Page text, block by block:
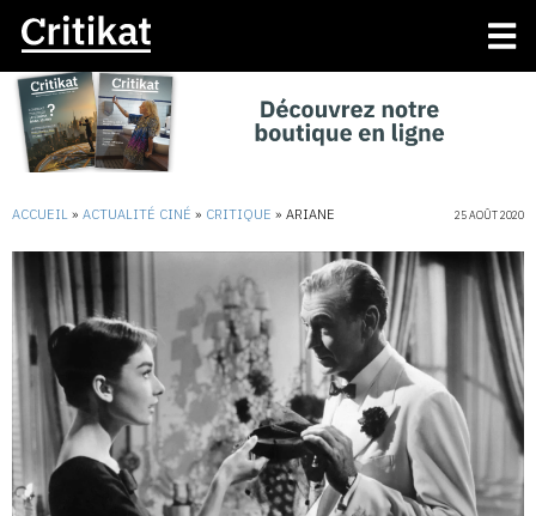
ACCUEIL » ACTUALITÉ CINÉ » CRITIQUE » ARIANE 25 AOÛT 2020